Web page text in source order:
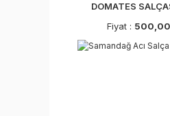
DOMATES
Fiyat :